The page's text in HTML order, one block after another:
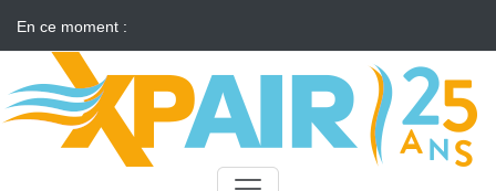
En ce moment :
Solaire : des développeurs s'insurgent contre l'annonce d'appels
d'offres "neutres"
Recruteurs